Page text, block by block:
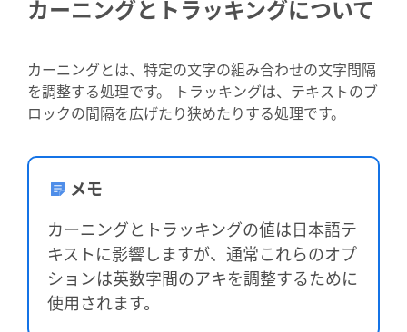
カーニングとトラッキングについて
カーニングとは、特定の文字の組み合わせの文字間隔
を調整する処理です。 トラッキングは、テキストのブ
ロックの間隔を広げたり狭めたりする処理です。
メモ
カーニングとトラッキングの値は日本語テ
キストに影響しますが、通常これらのオプ
ションは英数字間のアキを調整するために
使用されます。